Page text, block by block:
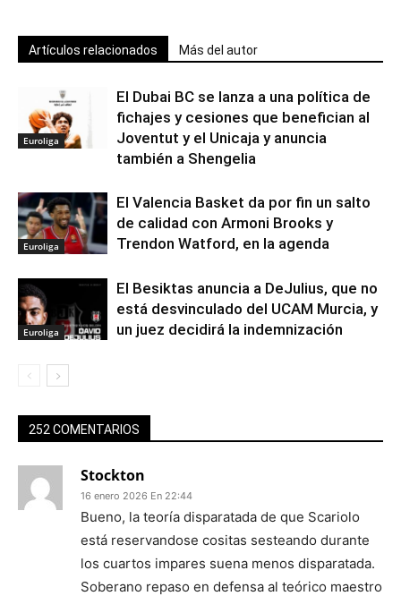
Artículos relacionados Más del autor
Euroliga
El Dubai BC se lanza a una política de
fichajes y cesiones que benefician al
Joventut y el Unicaja y anuncia
también a Shengelia
Euroliga
El Valencia Basket da por fin un salto
de calidad con Armoni Brooks y
Trendon Watford, en la agenda
Euroliga
El Besiktas anuncia a DeJulius, que no
está desvinculado del UCAM Murcia, y
un juez decidirá la indemnización
252 COMENTARIOS
Stockton
16 enero 2026 En 22:44
Bueno, la teoría disparatada de que Scariolo
está reservandose cositas sesteando durante
los cuartos impares suena menos disparatada.
Soberano repaso en defensa al teórico maestro